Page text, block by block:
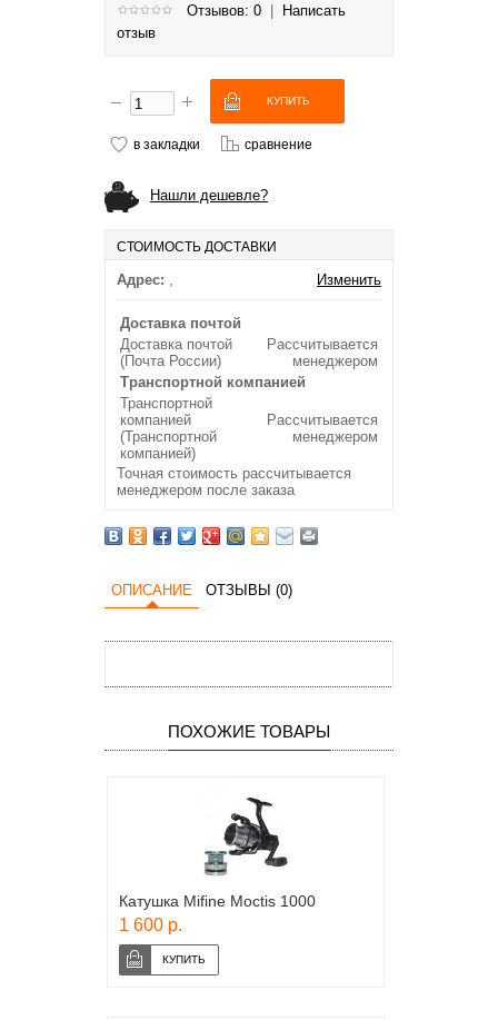
Отзывов: 0
Написать
отзыв
в закладки сравнение
Нашли дешевле?
СТОИМОСТЬ ДОСТАВКИ
Адрес: , Изменить
Доставка почтой
Доставка почтой
(Почта России)
Рассчитывается
менеджером
Транспортной компанией
Транспортной
компанией
(Транспортной
компанией)
Рассчитывается
менеджером
Точная стоимость рассчитывается
менеджером после заказа
ОПИСАНИЕ ОТЗЫВЫ (0)
ПОХОЖИЕ ТОВАРЫ
Катушка Mifine Moctis 1000
1 600 р.